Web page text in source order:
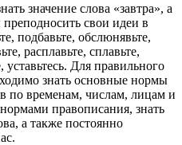
значение слова «завтра», а
свои идеи в
подбавьте, обслюнявьте,
расплавьте, сплавьте,
уставьтесь. Для правильного
знать основные нормы
по временам, числам, лицам и
правописания, знать
а также постоянно